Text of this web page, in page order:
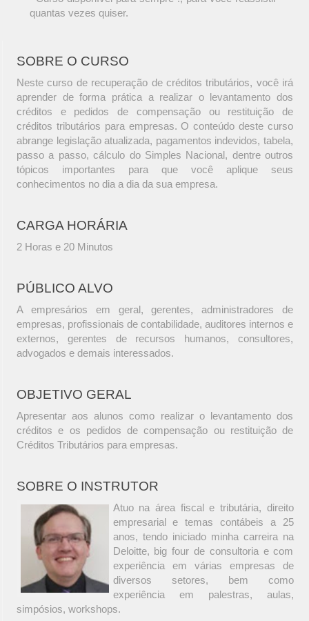
quantas vezes quiser.
SOBRE O CURSO
Neste curso de recuperação de créditos tributários, você irá
aprender de forma prática a realizar o levantamento dos
créditos e pedidos de compensação ou restituição de
créditos tributários para empresas. O conteúdo deste curso
abrange legislação atualizada, pagamentos indevidos, tabela,
passo a passo, cálculo do Simples Nacional, dentre outros
tópicos importantes para que você aplique seus
conhecimentos no dia a dia da sua empresa.
CARGA HORÁRIA
2 Horas e 20 Minutos
PÚBLICO ALVO
A empresários em geral, gerentes, administradores de
empresas, profissionais de contabilidade, auditores internos e
externos, gerentes de recursos humanos, consultores,
advogados e demais interessados.
OBJETIVO GERAL
Apresentar aos alunos como realizar o levantamento dos
créditos e os pedidos de compensação ou restituição de
Créditos Tributários para empresas.
SOBRE O INSTRUTOR
Atuo na área fiscal e tributária, direito
empresarial e temas contábeis a 25
anos, tendo iniciado minha carreira na
Deloitte, big four de consultoria e com
experiência em várias empresas de
diversos setores, bem como
experiência em palestras, aulas,
simpósios, workshops.